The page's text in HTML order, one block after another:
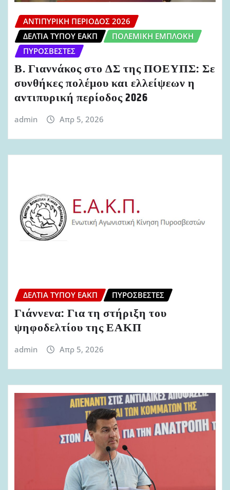
ΑΝΤΙΠΥΡΙΚΉ ΠΕΡΊΟΔΟΣ 2026
ΔΕΛΤΊΑ ΤΎΠΟΥ ΕΑΚΠ
ΠΟΛΕΜΙΚΉ ΕΜΠΛΟΚΉ
ΠΥΡΟΣΒΈΣΤΕΣ
Β. Γιαννάκος στο ΔΣ της ΠΟΕΥΠΣ: Σε
συνθήκες πολέμου και ελλείψεων η
αντιπυρική περίοδος 2026
admin Απρ 5, 2026
ΔΕΛΤΊΑ ΤΎΠΟΥ ΕΑΚΠ ΠΥΡΟΣΒΈΣΤΕΣ
Γιάννενα: Για τη στήριξη του
ψηφοδελτίου της ΕΑΚΠ
admin Απρ 5, 2026